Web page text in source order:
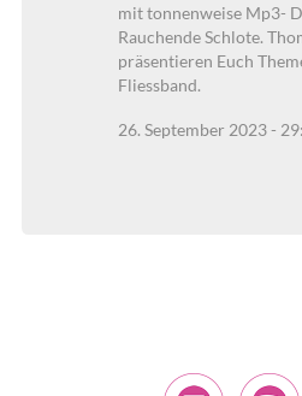
mit tonnenweise Mp3-
Rauchende Schlote.
präsentieren Euch
Fliessband.
26. September 2023 -